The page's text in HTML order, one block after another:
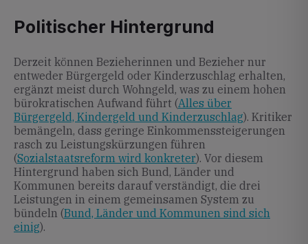
Politischer Hintergrund
Derzeit können Bezieherinnen und Bezieher nur
entweder Bürgergeld oder Kinderzuschlag erhalten,
ergänzt meist durch Wohngeld, was zu einem hohen
bürokratischen Aufwand führt (Alles über
Bürgergeld, Kindergeld und Kinderzuschlag). Kritiker
bemängeln, dass geringe Einkommenssteigerungen
rasch zu Leistungskürzungen führen
(Sozialstaatsreform wird konkreter). Vor diesem
Hintergrund haben sich Bund, Länder und
Kommunen bereits darauf verständigt, die drei
Leistungen in einem gemeinsamen System zu
bündeln (Bund, Länder und Kommunen sind sich
einig).